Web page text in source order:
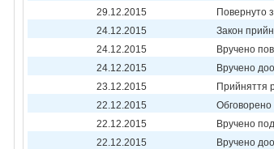
29.12.2015
Повернуто
24.12.2015
Закон
24.12.2015
Вручено
24.12.2015
Вручено
23.12.2015
Прийняття
22.12.2015
Обговорено
22.12.2015
Вручено
22.12.2015
Вручено